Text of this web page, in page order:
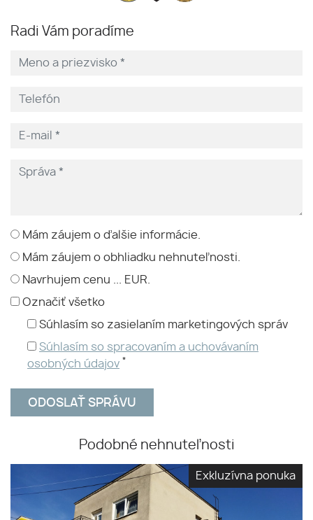
Radi Vám poradíme
Mám záujem o ďalšie informácie.
Mám záujem o obhliadku nehnuteľnosti.
Navrhujem cenu ... EUR.
Označiť všetko
Súhlasím so zasielaním marketingových správ
Súhlasím so spracovaním a uchovávaním
osobných údajov *
Podobné nehnuteľnosti
Exkluzívna ponuka